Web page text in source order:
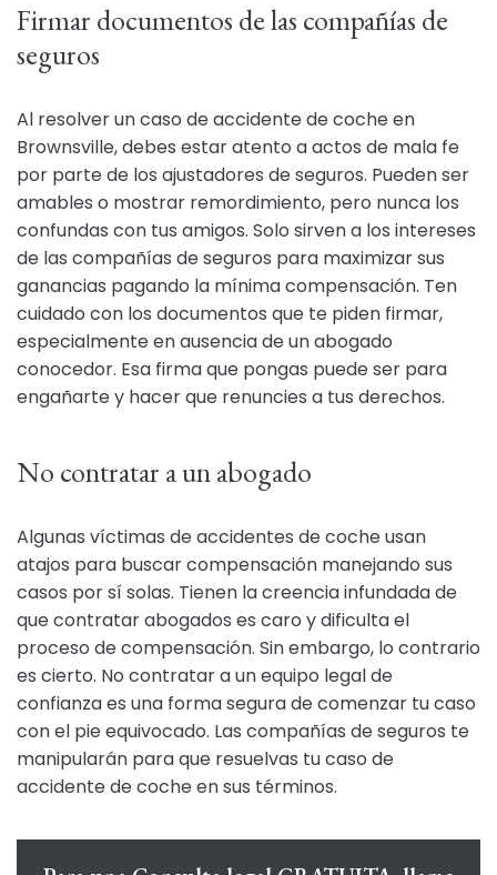
Firmar documentos de las compañías de
seguros
Al resolver un caso de accidente de coche en
Brownsville, debes estar atento a actos de mala fe
por parte de los ajustadores de seguros. Pueden ser
amables o mostrar remordimiento, pero nunca los
confundas con tus amigos. Solo sirven a los intereses
de las compañías de seguros para maximizar sus
ganancias pagando la mínima compensación. Ten
cuidado con los documentos que te piden firmar,
especialmente en ausencia de un abogado
conocedor. Esa firma que pongas puede ser para
engañarte y hacer que renuncies a tus derechos.
No contratar a un abogado
Algunas víctimas de accidentes de coche usan
atajos para buscar compensación manejando sus
casos por sí solas. Tienen la creencia infundada de
que contratar abogados es caro y dificulta el
proceso de compensación. Sin embargo, lo contrario
es cierto. No contratar a un equipo legal de
confianza es una forma segura de comenzar tu caso
con el pie equivocado. Las compañías de seguros te
manipularán para que resuelvas tu caso de
accidente de coche en sus términos.